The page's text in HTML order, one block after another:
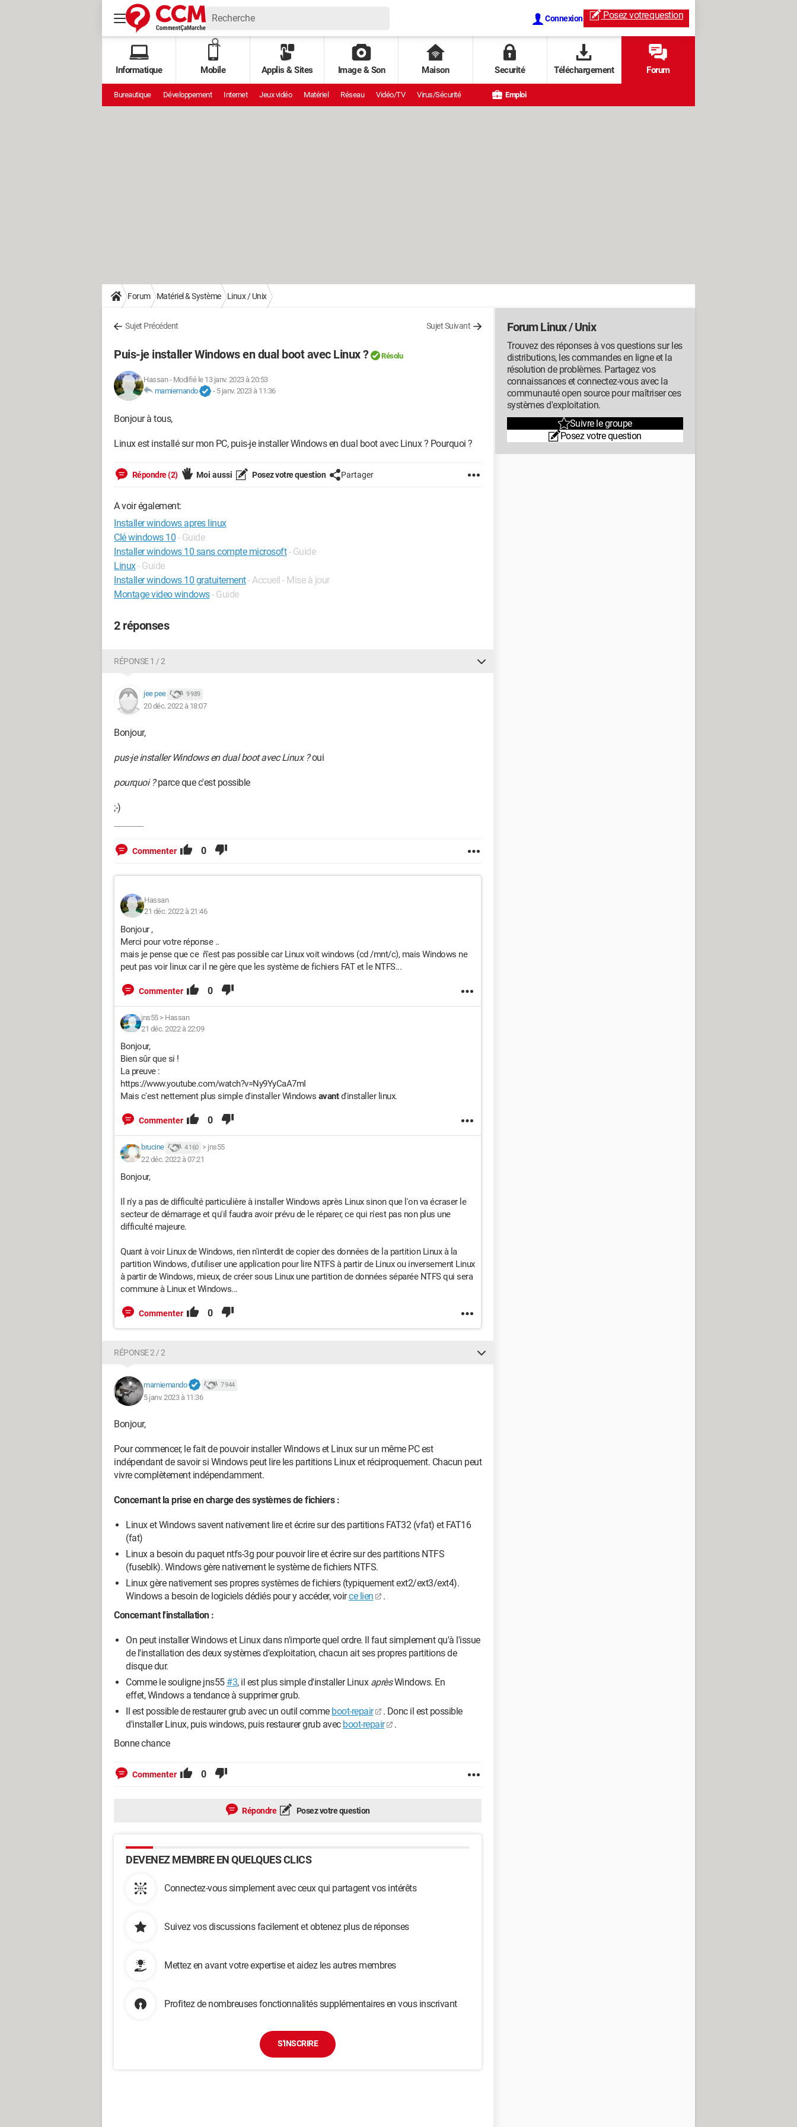
Connexion Posez votrequestion
Informatique Mobile Applis & Sites Image & Son Maison Securité Téléchargement Forum
Bureautique Développement Internet Jeux vidéo Matériel Réseau Vidéo/TV Virus/Sécurité Emploi
Forum Matériel & Système Linux / Unix
Sujet Précédent Sujet Suivant
Puis-je installer Windows en dual boot avec Linux ? Résolu
Hassan- Modifié le 13 janv. 2023 à 20:53
mamiemando
- 5 janv. 2023 à 11:36
Bonjour à tous,
Linux est installé sur mon PC, puis-je installer Windows en dual boot avec Linux ? Pourquoi ?
Répondre (2) Moi aussi Posez votre question Partager
A voir également:
Installer windows apres linux
Clé windows 10 - Guide
Installer windows 10 sans compte microsoft - Guide
Linux- Guide
Installer windows 10 gratuitement- Accueil - Mise à jour
Montage video windows- Guide
2 réponses
RÉPONSE 1 / 2
jee pee 9 989
20 déc. 2022 à 18:07
Bonjour,
pus-je installer Windows en dual boot avec Linux ?oui
pourquoi ?parce que c'est possible
;-)
Commenter 0
Hassan
21 déc. 2022 à 21:46
Bonjour ,
Merci pour votre réponse ..
mais je pense que ce ñ'est pas possible car Linux voit windows (cd /mnt/c), mais Windows ne
peut pas voir linux car il ne gère que les système de fichiers FAT et le NTFS...
Commenter 0
jns55> Hassan
21 déc. 2022 à 22:09
Bonjour,
Bien sûr que si !
La preuve :
https://www.youtube.com/watch?v=Ny9YyCaA7mI
Mais c'est nettement plus simple d'installer Windows avantd'installer linux.
Commenter 0
brucine 4 160 > jns55
22 déc. 2022 à 07:21
Bonjour,
Il n'y a pas de difficulté particulière à installer Windows après Linux sinon que l'on va écraser le
secteur de démarrage et qu'il faudra avoir prévu de le réparer, ce qui n'est pas non plus une
difficulté majeure.
Quant à voir Linux de Windows, rien n'interdit de copier des données de la partition Linux à la
partition Windows, d'utiliser une application pour lire NTFS à partir de Linux ou inversement Linux
à partir de Windows, mieux, de créer sous Linux une partition de données séparée NTFS qui sera
commune à Linux et Windows...
Commenter 0
RÉPONSE 2 / 2
mamiemando 7 944
5 janv. 2023 à 11:36
Bonjour,
Pour commencer, le fait de pouvoir installer Windows et Linux sur un même PC est
indépendant de savoir si Windows peut lire les partitions Linux et réciproquement. Chacun peut
vivre complètement indépendamment.
Concernant la prise en charge des systèmes de fichiers :
Linux et Windows savent nativement lire et écrire sur des partitions FAT32 (vfat) et FAT16
(fat)
Linux a besoin du paquet ntfs-3g pour pouvoir lire et écrire sur des partitions NTFS
(fuseblk). Windows gère nativement le système de fichiers NTFS.
Linux gère nativement ses propres systèmes de fichiers (typiquement ext2/ext3/ext4).
Windows a besoin de logiciels dédiés pour y accéder, voirce lien
.
Concernant l'installation :
On peut installer Windows et Linux dans n'importe quel ordre. Il faut simplement qu'à l'issue
de l'installation des deux systèmes d'exploitation, chacun ait ses propres partitions de
disque dur.
Comme le souligne jns55 #3, il est plus simple d'installer Linux aprèsWindows. En
effet, Windows a tendance à supprimer grub.
Il est possible de restaurer grub avec un outil comme boot-repair
. Donc il est possible
d'installer Linux, puis windows, puis restaurer grub avec boot-repair
.
Bonne chance
Commenter 0
Répondre Posez votre question
DEVENEZ MEMBRE EN QUELQUES CLICS
Connectez-vous simplement avec ceux qui partagent vos intérêts
Suivez vos discussions facilement et obtenez plus de réponses
Mettez en avant votre expertise et aidez les autres membres
Profitez de nombreuses fonctionnalités supplémentaires en vous inscrivant
S'INSCRIRE
Forum Linux / Unix
Trouvez des réponses à vos questions sur les
distributions, les commandes en ligne et la
résolution de problèmes. Partagez vos
connaissances et connectez-vous avec la
communauté open source pour maîtriser ces
systèmes d'exploitation.
Suivre le groupe
Posez votre question